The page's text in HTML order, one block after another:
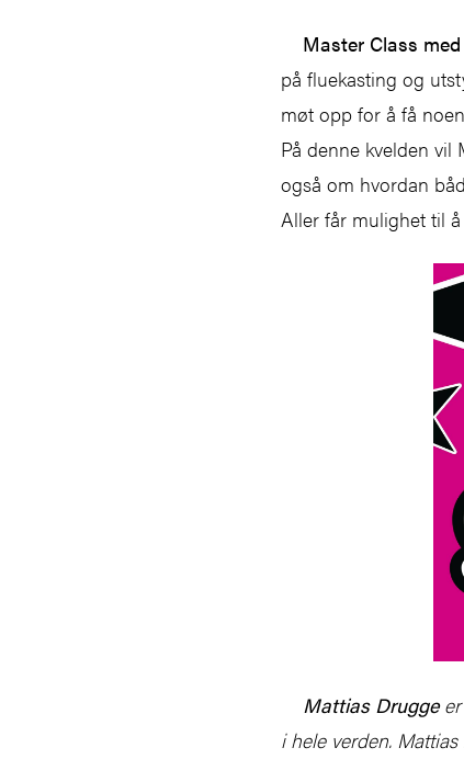
Master Class
på fluekasting og
møt opp for å få
På denne kvelden
også om hvordan
Aller får mulighet til
Mattias Druggeer
i hele verden.